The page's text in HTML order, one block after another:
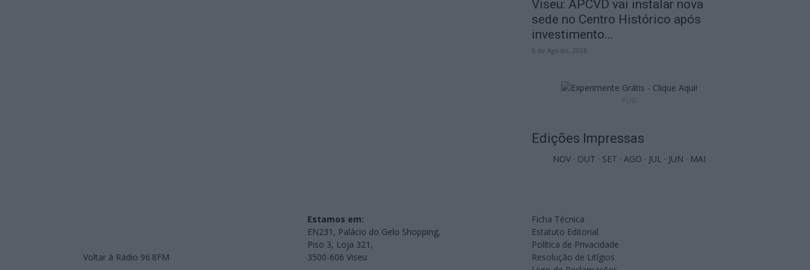
Viseu: APCVD vai instalar nova
sede no Centro Histórico após
investimento...
6 de Agosto, 2026
Edições Impressas
NOV · OUT · SET · AGO · JUL · JUN · MAI
Voltar à Rádio 96.8FM
Estamos em:
EN231, Palácio do Gelo Shopping,
Piso 3, Loja 321,
3500-606 Viseu
Ficha Técnica
Estatuto Editorial
Política de Privacidade
Resolução de Litígios